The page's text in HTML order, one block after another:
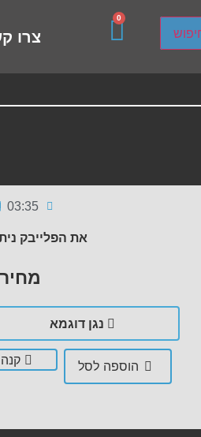
desired page. Touch device
0
צרו
03:35
את הפלייבק
נגן דוגמא
הוספה לסל